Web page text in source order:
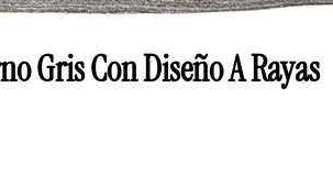
Gris Con Diseño A Rayas